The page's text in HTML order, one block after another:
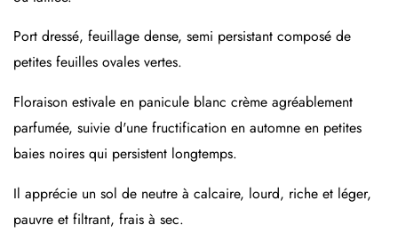
Port dressé, feuillage dense, semi persistant composé de
petites feuilles ovales vertes.
Floraison estivale en panicule blanc crème agréablement
parfumée, suivie d'une fructification en automne en petites
baies noires qui persistent longtemps.
Il apprécie un sol de neutre à calcaire, lourd, riche et léger,
pauvre et filtrant, frais à sec.